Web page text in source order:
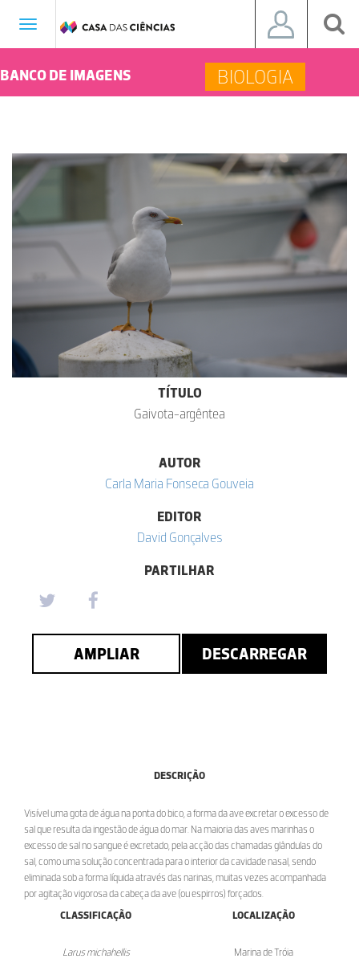
Toggle
BANCO DE IMAGENS BIOLOGIA
TÍTULO
Gaivota-argêntea
AUTOR
Carla Maria Fonseca Gouveia
EDITOR
David Gonçalves
PARTILHAR
AMPLIAR DESCARREGAR
DESCRIÇÃO
Visível uma gota de água na ponta do bico, a forma da ave excretar o excesso de
sal que resulta da ingestão de água do mar. Na maioria das aves marinhas o
excesso de sal no sangue é excretado, pela acção das chamadas glândulas do
sal, como uma solução concentrada para o interior da cavidade nasal, sendo
eliminada sob a forma líquida através das narinas, muitas vezes acompanhada
por agitação vigorosa da cabeça da ave (ou espirros) forçados.
CLASSIFICAÇÃO
Larus michahellis
LOCALIZAÇÃO
Marina de Tróia